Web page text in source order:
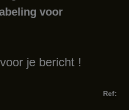
voor
je bericht !
Ref: